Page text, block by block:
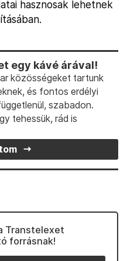
hasznosak lehetnek
egy kávé árával!
közösségeket tartunk
és fontos erdélyi
szabadon.
tehessük, rád is
Transtelexet
forrásnak!